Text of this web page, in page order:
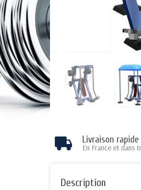
Livraison rapide
En France et dans
Description